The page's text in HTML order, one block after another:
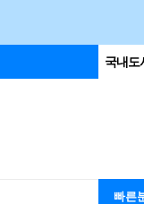
국내도
빠른